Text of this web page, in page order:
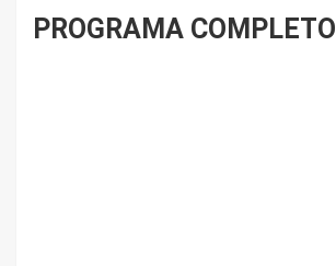
PROGRAMA COMPLETO